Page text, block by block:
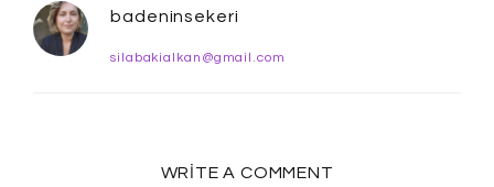
badeninsekeri
silabakialkan@gmail.com
WRITE A COMMENT